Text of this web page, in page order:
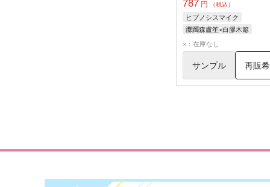
円 （税込）
ヒプノシスマイク
躑躅森盧笙×白膠木簓
躑躅森盧笙
×：在庫なし
サンプル 再販